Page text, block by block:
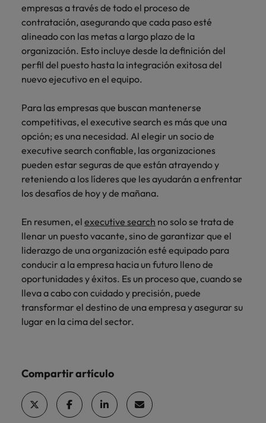
empresas a través de todo el proceso de
contratación, asegurando que cada paso esté
alineado con las metas a largo plazo de la
organización. Esto incluye desde la definición del
perfil del puesto hasta la integración exitosa del
nuevo ejecutivo en el equipo.
Para las empresas que buscan mantenerse
competitivas, el executive search es más que una
opción; es una necesidad. Al elegir un socio de
executive search confiable, las organizaciones
pueden estar seguras de que están atrayendo y
reteniendo a los líderes que les ayudarán a enfrentar
los desafíos de hoy y de mañana.
En resumen, el executive search no solo se trata de
llenar un puesto vacante, sino de garantizar que el
liderazgo de una organización esté equipado para
conducir a la empresa hacia un futuro lleno de
oportunidades y éxitos. Es un proceso que, cuando se
lleva a cabo con cuidado y precisión, puede
transformar el destino de una empresa y asegurar su
lugar en la cima del sector.
Compartir artículo